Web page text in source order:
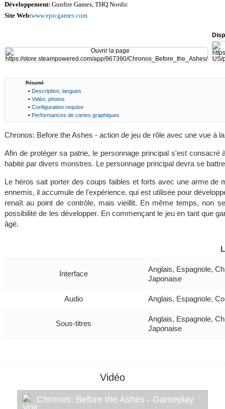
Développement: Gunfire Games, THQ Nordic
Site Web:www.epicgames.com
Résumé
• Description, langues
• Vidéo, photos
• Configuration requise
• Performances de cartes graphiques
Chronos: Before the Ashes - action de jeu de rôle avec une vue à
Afin de protéger sa patrie, le personnage principal s'est
habité par divers monstres. Le personnage principal devra se
Le héros sait porter des coups faibles et forts avec une arme de
ennemis, il accumule de l'expérience, qui est utilisée pour
renaît au point de contrôle, mais vieillit. En même temps, non
possibilité de les développer. En commençant le jeu en tant que
âgé.
Interface
Anglais, Espagnole,
Japonaise
Audio Anglais, Espagnole,
Sous-titres
Anglais, Espagnole,
Japonaise
Vidéo
Chronos: Before the Ashes - Gameplay